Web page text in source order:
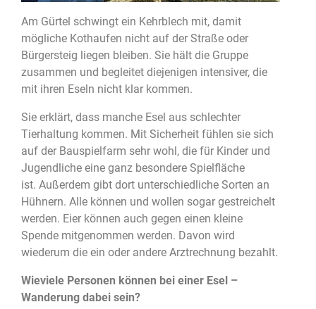
Am Gürtel schwingt ein Kehrblech mit, damit
mögliche Kothaufen nicht auf der Straße oder
Bürgersteig liegen bleiben. Sie hält die Gruppe
zusammen und begleitet diejenigen intensiver, die
mit ihren Eseln nicht klar kommen.
Sie erklärt, dass manche Esel aus schlechter
Tierhaltung kommen. Mit Sicherheit fühlen sie sich
auf der Bauspielfarm sehr wohl, die für Kinder und
Jugendliche eine ganz besondere Spielfläche
ist. Außerdem gibt dort unterschiedliche Sorten an
Hühnern. Alle können und wollen sogar gestreichelt
werden. Eier können auch gegen einen kleine
Spende mitgenommen werden. Davon wird
wiederum die ein oder andere Arztrechnung bezahlt.
Wieviele Personen können bei einer Esel –
Wanderung dabei sein?